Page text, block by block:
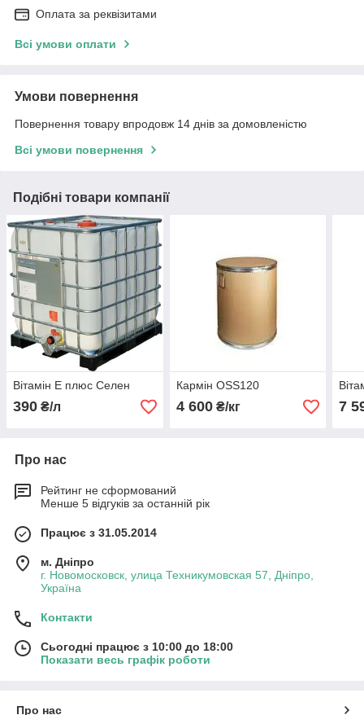
Оплата за реквізитами
Всі умови оплати
Умови повернення
Повернення товару впродовж 14 днів за домовленістю
Всі умови повернення
Подібні товари компанії
Вітамін Е плюс Селен
390 ₴/л
Кармін OSS120
4 600₴/кг 7
Про нас
Рейтинг не сформований
Менше 5 відгуків за останній рік
Працює з 31.05.2014
м. Дніпро
г. Новомосковск, улица Техникумовская 57, Дніпро,
Україна
Контакти
Сьогодні працює з 10:00 до 18:00
Показати весь графік роботи
Про нас